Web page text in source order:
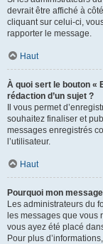
devrait être affiché à
cliquant sur celui-ci,
rapporter le message.
Haut
À quoi sert le bouton «
rédaction d’un sujet ?
Il vous permet
souhaitez finaliser et
messages enregistrés
l’utilisateur.
Haut
Pourquoi mon
Les administrateurs du
les messages que vous
vous ayez été placé
Pour plus